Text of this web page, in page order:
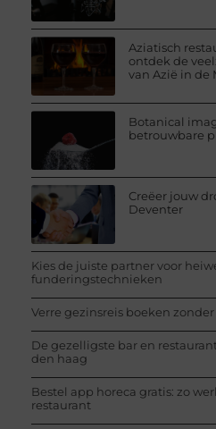
Aziatisch
ontdek de
van Azië in de
Botanical
betrouwbare
Creëer jouw
Deventer
Kies de juiste partner voor
funderingstechnieken
Verre gezinsreis boeken
De gezelligste bar en
den haag
Bestel app horeca gratis: zo
restaurant